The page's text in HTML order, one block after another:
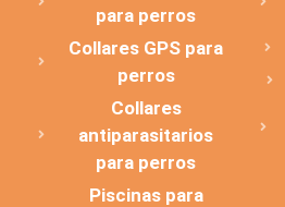
para perros
Collares GPS para
perros
Collares
antiparasitarios
para perros
Piscinas para